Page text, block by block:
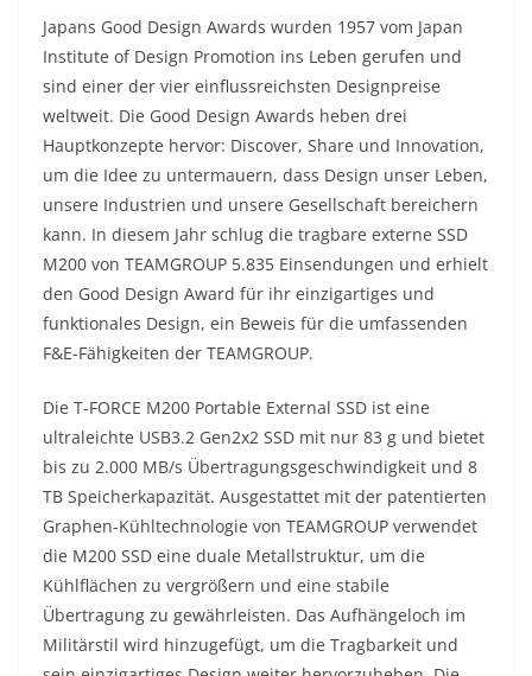
Japans Good Design Awards wurden 1957 vom Japan
Institute of Design Promotion ins Leben gerufen und
sind einer der vier einflussreichsten Designpreise
weltweit. Die Good Design Awards heben drei
Hauptkonzepte hervor: Discover, Share und Innovation,
um die Idee zu untermauern, dass Design unser Leben,
unsere Industrien und unsere Gesellschaft bereichern
kann. In diesem Jahr schlug die tragbare externe SSD
M200 von TEAMGROUP 5.835 Einsendungen und erhielt
den Good Design Award für ihr einzigartiges und
funktionales Design, ein Beweis für die umfassenden
F&E-Fähigkeiten der TEAMGROUP.
Die T-FORCE M200 Portable External SSD ist eine
ultraleichte USB3.2 Gen2x2 SSD mit nur 83 g und bietet
bis zu 2.000 MB/s Übertragungsgeschwindigkeit und 8
TB Speicherkapazität. Ausgestattet mit der patentierten
Graphen-Kühltechnologie von TEAMGROUP verwendet
die M200 SSD eine duale Metallstruktur, um die
Kühlflächen zu vergrößern und eine stabile
Übertragung zu gewährleisten. Das Aufhängeloch im
Militärstil wird hinzugefügt, um die Tragbarkeit und